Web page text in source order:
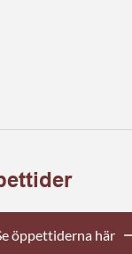
öppettiderna här